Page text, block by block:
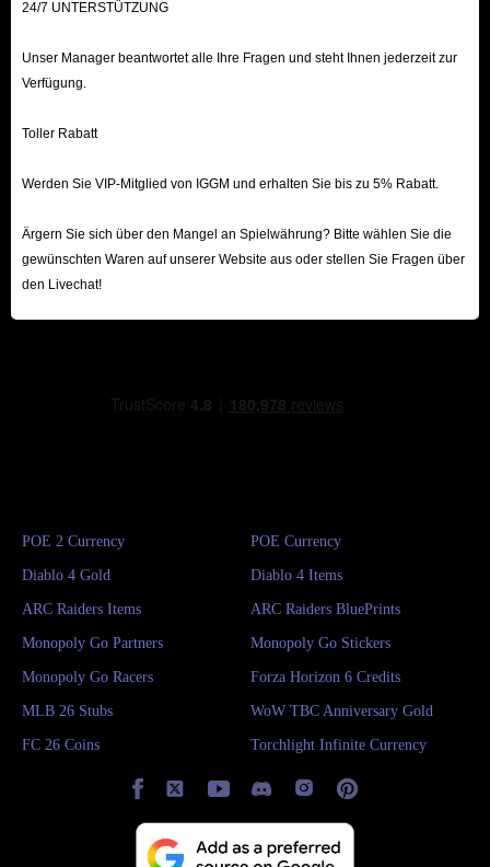
24/7 UNTERSTÜTZUNG
Unser Manager beantwortet alle Ihre Fragen und steht Ihnen jederzeit zur
Verfügung.
Toller Rabatt
Werden Sie VIP-Mitglied von IGGM und erhalten Sie bis zu 5% Rabatt.
Ärgern Sie sich über den Mangel an Spielwährung? Bitte wählen Sie die
gewünschten Waren auf unserer Website aus oder stellen Sie Fragen über
den Livechat!
POE 2 Currency POE Currency
Diablo 4 Gold Diablo 4 Items
ARC Raiders Items ARC Raiders BluePrints
Monopoly Go Partners Monopoly Go Stickers
Monopoly Go Racers Forza Horizon 6 Credits
MLB 26 Stubs WoW TBC Anniversary Gold
FC 26 Coins Torchlight Infinite Currency